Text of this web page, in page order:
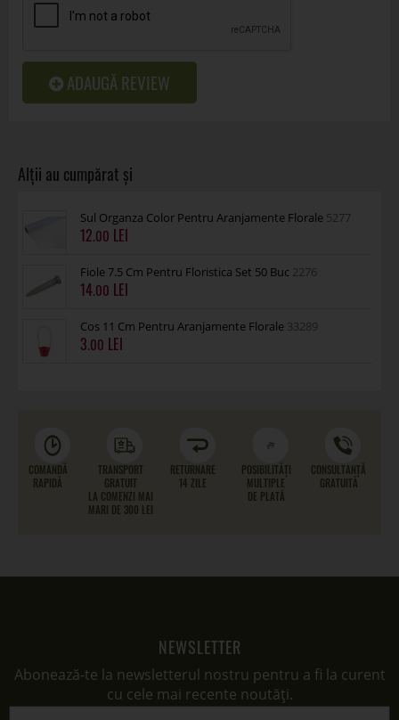
ADAUGĂ REVIEW
Sul Organza Color Pentru Aranjamente Florale 5277
12.00
Fiole 7.5 Cm Pentru Floristica Set 50 Buc 2276
14.00
Cos 11 Cm Pentru Aranjamente Florale 33289
3.00
COMANDĂ
RAPIDĂ
TRANSPORT
GRATUIT
LA COMENZI MAI
MARI DE 300 LEI
RETURNARE
14 ZILE
POSIBILITĂȚI
MULTIPLE
DE PLATĂ
CONSULTANȚĂ
GRATUITĂ
NEWSLETTER
Abonează-te la newsletterul nostru pentru a fi la curent
cu cele mai recente noutăți.